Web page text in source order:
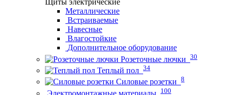
Щиты электрические
Металлические
Встраиваемые
Навесные
Влагостойкие
Дополнительное оборудование
Розеточные лючки 30
Теплый пол 34
Силовые розетки 8
Электромонтажные материалы 100